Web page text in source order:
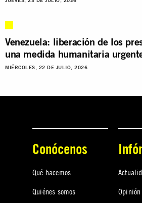
Venezuela: liberación de los
una medida humanitaria
MIÉRCOLES, 22 DE JULIO, 2026
Conócenos
Qué hacemos
Quiénes somos
Opinión